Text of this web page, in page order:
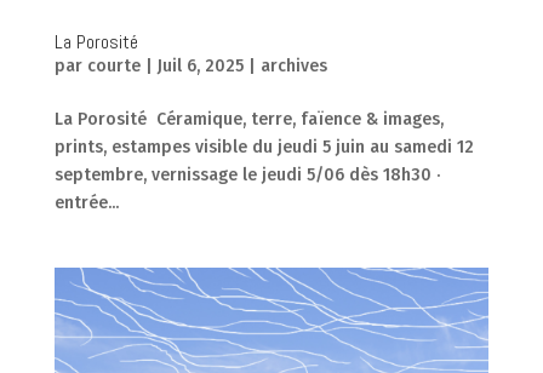
La Porosité
par courte| Juil 6, 2025| archives
La Porosité Céramique, terre, faïence & images,
prints, estampes visible du jeudi 5 juin au samedi 12
septembre, vernissage le jeudi 5/06 dès 18h30 ·
entrée...